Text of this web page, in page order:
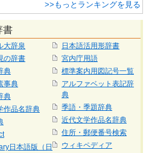
>>もっとランキングを見る
書
大辞泉
の辞書
典
事典
典
作品名辞典
日本語版（日
日本語活用形辞書
宮内庁用語
標準案内用図記号一覧
アルファベット表記辞
典
季語・季題辞典
近代文学作品名辞典
住所・郵便番号検索
ウィキペディア